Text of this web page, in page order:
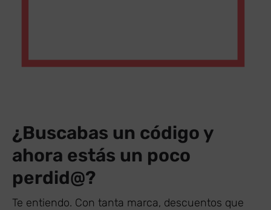
¿Buscabas un código y
ahora estás un poco
perdid@?
Te entiendo. Con tanta marca, descuentos que